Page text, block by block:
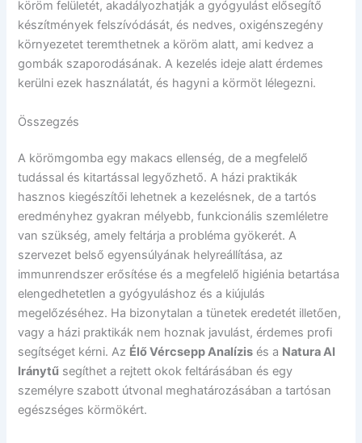
köröm felületét, akadályozhatják a gyógyulást elősegítő
készítmények felszívódását, és nedves, oxigénszegény
környezetet teremthetnek a köröm alatt, ami kedvez a
gombák szaporodásának. A kezelés ideje alatt érdemes
kerülni ezek használatát, és hagyni a körmöt lélegezni.
Összegzés
A körömgomba egy makacs ellenség, de a megfelelő
tudással és kitartással legyőzhető. A házi praktikák
hasznos kiegészítői lehetnek a kezelésnek, de a tartós
eredményhez gyakran mélyebb, funkcionális szemléletre
van szükség, amely feltárja a probléma gyökerét. A
szervezet belső egyensúlyának helyreállítása, az
immunrendszer erősítése és a megfelelő higiénia betartása
elengedhetetlen a gyógyuláshoz és a kiújulás
megelőzéséhez. Ha bizonytalan a tünetek eredetét illetően,
vagy a házi praktikák nem hoznak javulást, érdemes profi
segítséget kérni. Az Élő Vércsepp Analízis és a Natura AI
Iránytű segíthet a rejtett okok feltárásában és egy
személyre szabott útvonal meghatározásában a tartósan
egészséges körmökért.